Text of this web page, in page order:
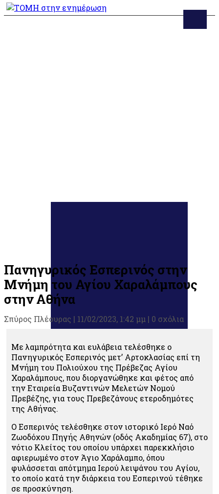
Πανηγυρικός Εσπερινός στην
Μνήμη του Αγίου Χαραλάμπους
στην Αθήνα
Σπύρος Πλέουρας | 11/02/2023, 1:42 μμ | 0 σχόλια
Με λαμπρότητα και ευλάβεια τελέσθηκε ο
Πανηγυρικός Εσπερινός μετ’ Αρτοκλασίας επί τη
Μνήμη του Πολιούχου της Πρέβεζας Αγίου
Χαραλάμπους, που διοργανώθηκε και φέτος από
την Εταιρεία Βυζαντινών Μελετών Νομού
Πρεβέζης, για τους Πρεβεζάνους ετεροδημότες
της Αθήνας.
Ο Εσπερινός τελέσθηκε στον ιστορικό Ιερό Ναό
Ζωοδόχου Πηγής Αθηνών (οδός Ακαδημίας 67), στο
νότιο Κλείτος του οποίου υπάρχει παρεκκλήσιο
αφιερωμένο στον Άγιο Χαράλαμπο, όπου
φυλάσσεται απότμημα Ιερού λειψάνου του Αγίου,
το οποίο κατά την διάρκεια του Εσπερινού τέθηκε
σε προσκύνηση.